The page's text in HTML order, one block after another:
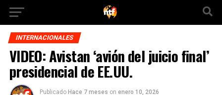
INTERNACIONALES
VIDEO: Avistan ‘avión del juicio final’
presidencial de EE.UU.
Publicado Hace 7 meses on enero 10, 2026